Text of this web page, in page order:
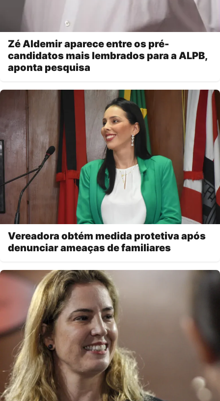
Zé Aldemir aparece entre os pré-
candidatos mais lembrados para a ALPB,
aponta pesquisa
Vereadora obtém medida protetiva após
denunciar ameaças de familiares